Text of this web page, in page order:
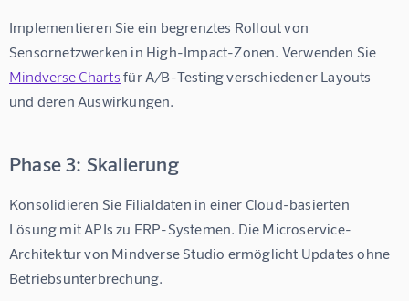
Implementieren Sie ein begrenztes Rollout von
Sensornetzwerken in High-Impact-Zonen. Verwenden Sie
Mindverse Charts für A/B-Testing verschiedener Layouts
und deren Auswirkungen.
Phase 3: Skalierung
Konsolidieren Sie Filialdaten in einer Cloud-basierten
Lösung mit APIs zu ERP-Systemen. Die Microservice-
Architektur von Mindverse Studio ermöglicht Updates ohne
Betriebsunterbrechung.